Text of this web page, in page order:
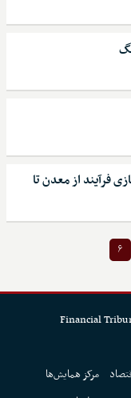
فرآیند از معدن تا
۶
مرکز همایش‌ها